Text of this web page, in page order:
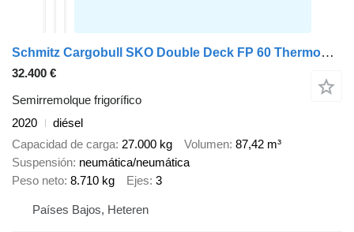
Schmitz Cargobull SKO Double Deck FP 60 ThermoKing SLXi 300
32.400 €
Semirremolque frigorífico
2020
diésel
Capacidad de carga 27.000 kg Volumen 87,42 m³
Suspensión neumática/neumática
Peso neto 8.710 kg Ejes 3
Países Bajos, Heteren